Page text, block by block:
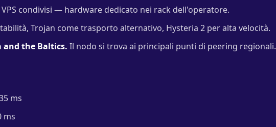
condivisi — hardware dedicato nei rack dell'operatore.
Trojan come trasporto alternativo, Hysteria 2 per alta velocità.
and the Baltics. Il nodo si trova ai principali punti di peering regionali.
ms
ms